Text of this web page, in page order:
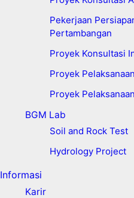
Pekerjaan
Pertambangan
Proyek Konsultasi
Proyek
Proyek
BGM Lab
Soil and Rock Test
Hydrology Project
Informasi
Karir